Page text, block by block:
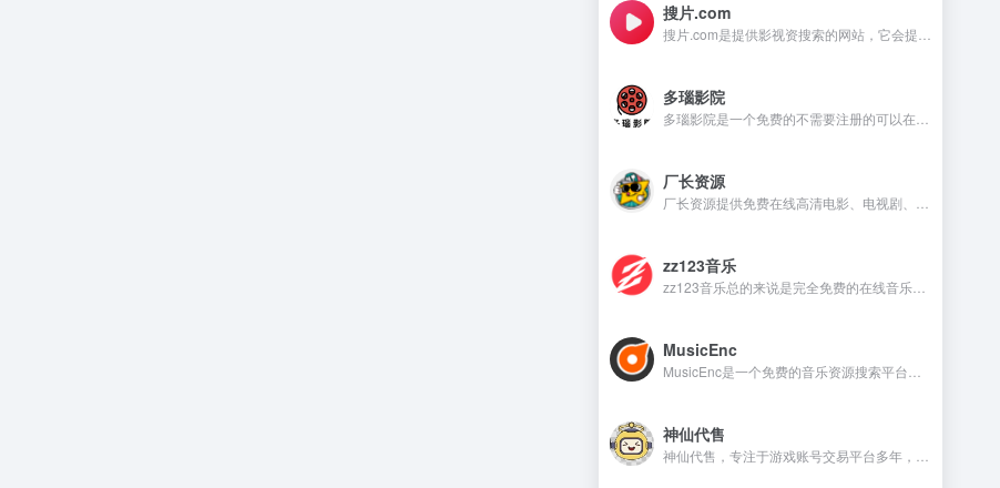
搜片.com
多瑙影院
厂长资源
zz123音乐
MusicEnc
神仙代售